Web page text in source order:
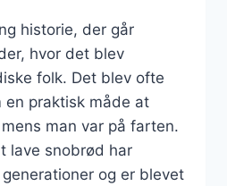
historie, der går
hvor det blev
folk. Det blev ofte
en praktisk måde at
man var på farten.
lave snobrød har
og er blevet